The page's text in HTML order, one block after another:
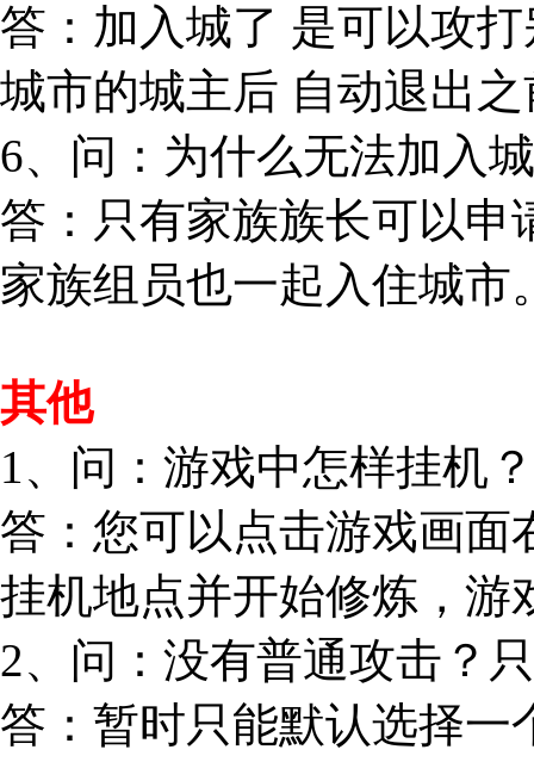
答：加入城了 是可以攻
城市的城主后 自动退出
6、问：为什么无法加入
答：只有家族族长可以申
家族组员也一起入住城市
其他
1、问：游戏中怎样挂机？
答：您可以点击游戏画面
挂机地点并开始修炼，游
2、问：没有普通攻击？
答：暂时只能默认选择一